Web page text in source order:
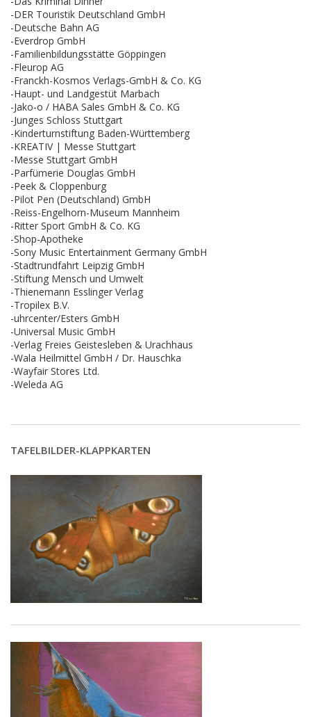
-DER Touristik Deutschland GmbH
-Deutsche Bahn AG
-Everdrop GmbH
-Familienbildungsstätte Göppingen
-Fleurop AG
-Franckh-Kosmos Verlags-GmbH & Co. KG
-Haupt- und Landgestüt Marbach
-Jako-o / HABA Sales GmbH & Co. KG
-Junges Schloss Stuttgart
-Kinderturnstiftung Baden-Württemberg
-KREATIV | Messe Stuttgart
-Messe Stuttgart GmbH
-Parfümerie Douglas GmbH
-Peek & Cloppenburg
-Pilot Pen (Deutschland) GmbH
-Reiss-Engelhorn-Museum Mannheim
-Ritter Sport GmbH & Co. KG
-Shop-Apotheke
-Sony Music Entertainment Germany GmbH
-Stadtrundfahrt Leipzig GmbH
-Stiftung Mensch und Umwelt
-Thienemann Esslinger Verlag
-Tropilex B.V.
-uhrcenter/Esters GmbH
-Universal Music GmbH
-Verlag Freies Geistesleben & Urachhaus
-Wala Heilmittel GmbH / Dr. Hauschka
-Wayfair Stores Ltd.
-Weleda AG
TAFELBILDER-KLAPPKARTEN